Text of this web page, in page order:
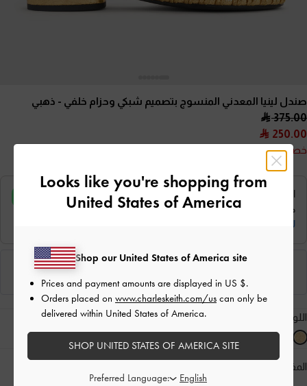
صندل لينيا المعدني المنسوج بتصميم شبكي وحزام خلفي - ذهبي
375.00
250.00
خصم 33%
اللون:
المقاس:
Looks like you're shopping from
United States of America
Shop our United States of America site
Prices and payment amounts are displayed in US $.
Orders placed on www.charleskeith.com/us can only be
delivered within United States of America.
SHOP UNITED STATES OF AMERICA SITE
Preferred Language: